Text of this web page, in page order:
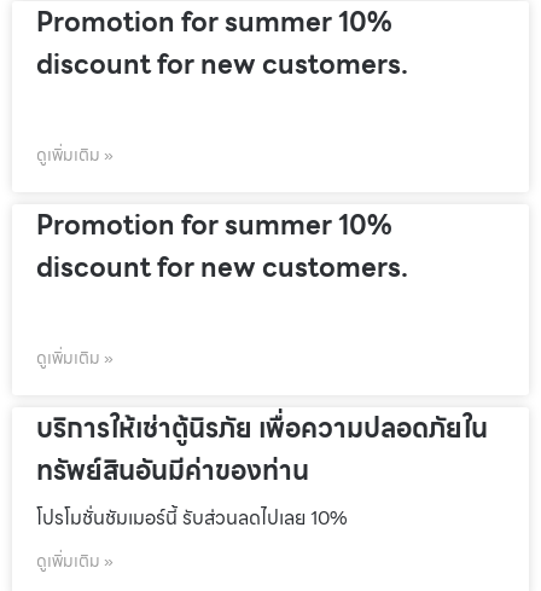
Promotion for summer 10%
discount for new customers.
ดูเพิ่มเติม »
Promotion for summer 10%
discount for new customers.
ดูเพิ่มเติม »
บริการให้เช่าตู้นิรภัย เพื่อความปลอดภัยใน
ทรัพย์สินอันมีค่าของท่าน
โปรโมชั่นชัมเมอร์นี้ รับส่วนลดไปเลย 10%
ดูเพิ่มเติม »